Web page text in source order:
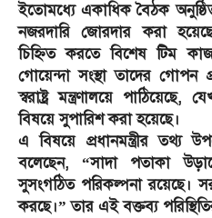
ইতোমধ্যে একাধিক বৈঠক
নজরদারি জোরদার করা
চিহ্নিত করতে বিশেষ টিম
গোয়েন্দা সংস্থা তাদের গোপন
স্বরাষ্ট্র মন্ত্রণালয়ে
বিষয়ে সুপারিশ করা হয়েছে।
এ বিষয়ে প্রধানমন্ত্রীর তথ্য
বলেছেন, “সাদা পতাকা
সুসংগঠিত পরিকল্পনা রয়েছে।
করছে।” তার এই বক্তব্য